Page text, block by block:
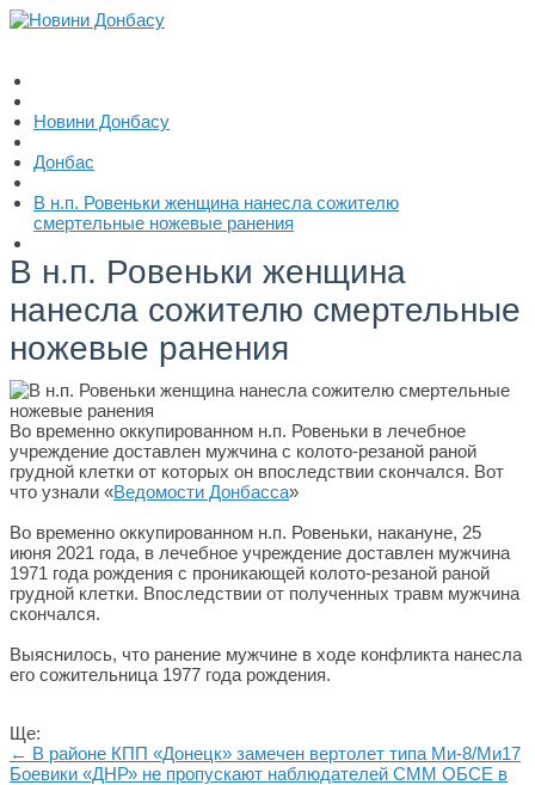
Новини Донбасу
Донбас
В н.п. Ровеньки женщина нанесла сожителю
смертельные ножевые ранения
В н.п. Ровеньки женщина
нанесла сожителю смертельные
ножевые ранения
Во временно оккупированном н.п. Ровеньки в лечебное
учреждение доставлен мужчина с колото-резаной раной
грудной клетки от которых он впоследствии скончался. Вот
что узнали «Ведомости Донбасса»
Во временно оккупированном н.п. Ровеньки, накануне, 25
июня 2021 года, в лечебное учреждение доставлен мужчина
1971 года рождения с проникающей колото-резаной раной
грудной клетки. Впоследствии от полученных травм мужчина
скончался.
Выяснилось, что ранение мужчине в ходе конфликта нанесла
его сожительница 1977 года рождения.
Ще:
← В районе КПП «Донецк» замечен вертолет типа Ми-8/Ми17
Боевики «ДНР» не пропускают наблюдателей СММ ОБСЕ в